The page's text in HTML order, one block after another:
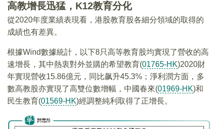
高教增長迅猛，K12教育分化
從2020年度業績表現看，港股教育股各細分領域的取得的
成績也有差異。
根據Wind數據統計，以下8只高等教育股均實現了營收的高
速增長，其中熱衷對外並購的希望教育(01765-HK)2020財
年實現營收15.86億元，同比飙升45.3%；淨利潤方面，多
數高教股亦實現了高雙位數增幅，中國春來(01969-HK)和
民生教育(01569-HK)經調整純利取得了正增長。